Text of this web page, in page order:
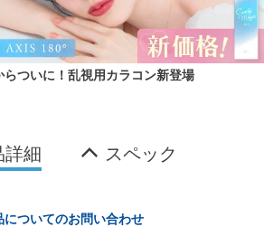
らついに！乱視用カラコン新登場
詳細 スペック
についてのお問い合わせ